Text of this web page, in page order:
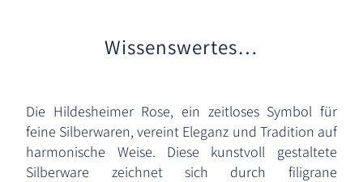
Wissenswertes…
Die Hildesheimer Rose, ein zeitloses Symbol für
feine Silberwaren, vereint Eleganz und Tradition auf
harmonische Weise. Diese kunstvoll gestaltete
Silberware zeichnet sich durch filigrane